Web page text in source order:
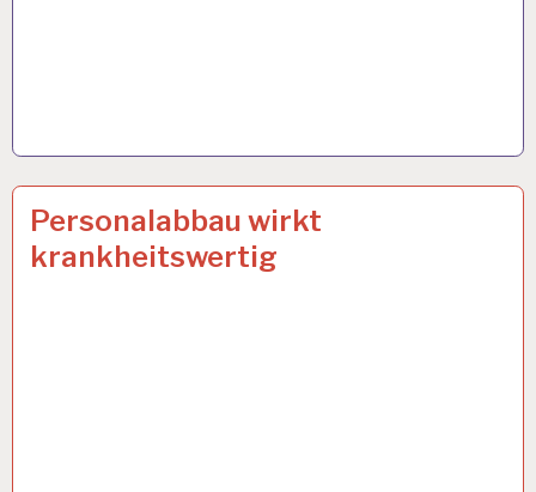
ARBEIT
UND
GESUNDHEIT…
Personalabbau wirkt
krankheitswertig
17 FEB. 2022